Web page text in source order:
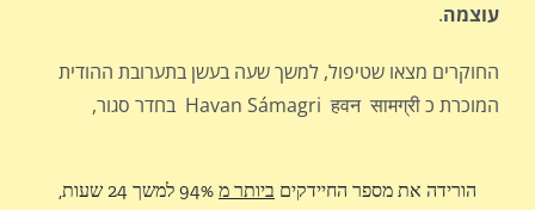
עוצמה.
החוקרים מצאו שטיפול, למשך שעה בעשן בתערובת ההודית
המוכרת כ Havan Sámagriहवन सामग्री בחדר סגור,
הורידה את מספר החיידקים ביותר מ